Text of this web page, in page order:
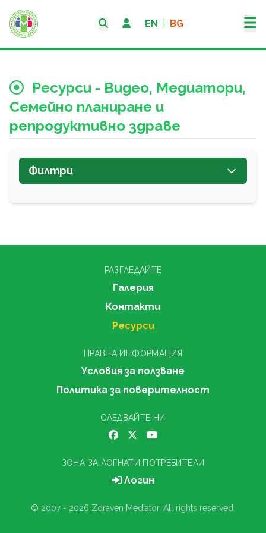
EN BG
Ресурси - Видео, Медиатори,
Семейно планиране и
репродуктивно здраве
Филтри
РАЗГЛЕДАЙТЕ
Галерия
Контакти
Ресурси
ПРАВНА ИНФОРМАЦИЯ
Условия за ползване
Политика за поверителност
СЛЕДВАЙТЕ НИ
ЗОНА ЗА ЛОГНАТИ ПОТРЕБИТЕЛИ
Логин
© 2007 - 2026 Zdraven Mediator. All rights reserved.